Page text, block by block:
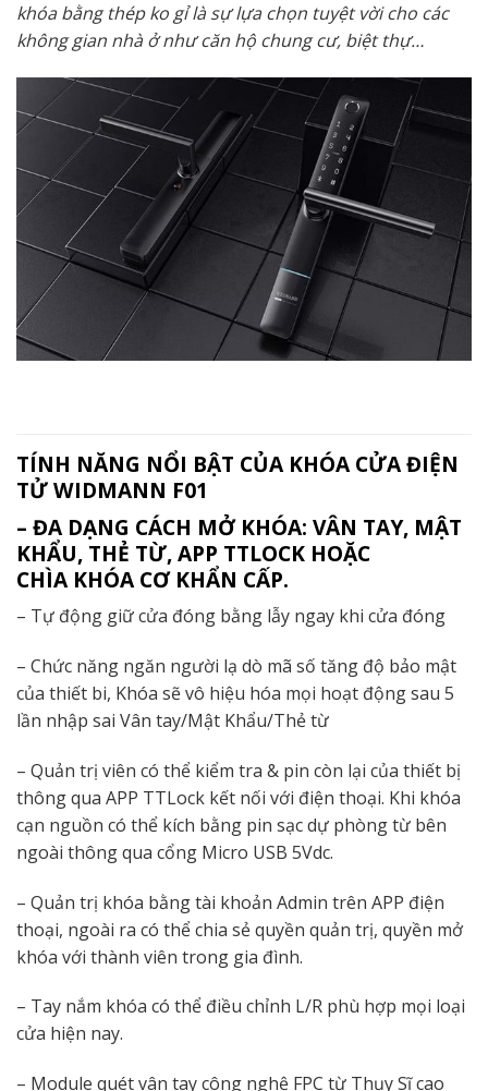
khóa bằng thép ko gỉ là sự lựa chọn tuyệt vời cho các
không gian nhà ở như căn hộ chung cư, biệt thự…
TÍNH NĂNG NỔI BẬT CỦA KHÓA CỬA ĐIỆN
TỬ WIDMANN F01
– ĐA DẠNG CÁCH MỞ KHÓA: VÂN TAY, MẬT
KHẨU, THẺ TỪ, APP TTLOCK HOẶC
CHÌA KHÓA CƠ KHẨN CẤP.
– Tự động giữ cửa đóng bằng lẫy ngay khi cửa đóng
– Chức năng ngăn người lạ dò mã số tăng độ bảo mật
của thiết bi, Khóa sẽ vô hiệu hóa mọi hoạt động sau 5
lần nhập sai Vân tay/Mật Khẩu/Thẻ từ
– Quản trị viên có thể kiểm tra & pin còn lại của thiết bị
thông qua APP TTLock kết nối với điện thoại. Khi khóa
cạn nguồn có thể kích bằng pin sạc dự phòng từ bên
ngoài thông qua cổng Micro USB 5Vdc.
– Quản trị khóa bằng tài khoản Admin trên APP điện
thoại, ngoài ra có thể chia sẻ quyền quản trị, quyền mở
khóa với thành viên trong gia đình.
– Tay nắm khóa có thể điều chỉnh L/R phù hợp mọi loại
cửa hiện nay.
– Module quét vân tay công nghệ FPC từ Thụy Sĩ cao